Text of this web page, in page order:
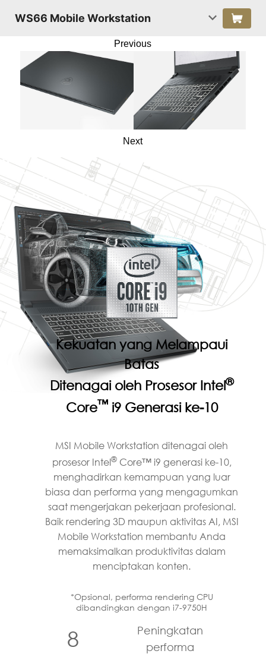
WS66 Mobile Workstation
Previous
Next
Kekuatan yang Melampaui
Batas
Ditenagai oleh Prosesor Intel®
Core™i9 Generasi ke-10
MSI Mobile Workstation ditenagai oleh
prosesor Intel®Core™ i9 generasi ke-10,
menghadirkan kemampuan yang luar
biasa dan performa yang mengagumkan
saat mengerjakan pekerjaan profesional.
Baik rendering 3D maupun aktivitas AI, MSI
Mobile Workstation membantu Anda
memaksimalkan produktivitas dalam
menciptakan konten.
*Opsional, performa rendering CPU
dibandingkan dengan i7-9750H
8
Peningkatan
performa